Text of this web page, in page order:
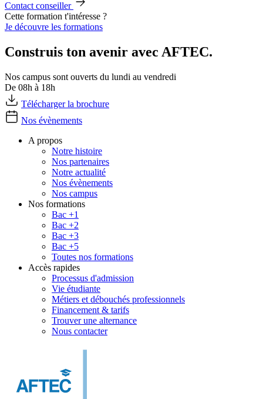
Contact conseiller
Cette formation t'intéresse ?
Je découvre les formations
Construis ton avenir avec AFTEC.
Nos campus sont ouverts du lundi au vendredi
De 08h à 18h
Télécharger la brochure
Nos évènements
A propos
Notre histoire
Nos partenaires
Notre actualité
Nos évènements
Nos campus
Nos formations
Bac +1
Bac +2
Bac +3
Bac +5
Toutes nos formations
Accès rapides
Processus d'admission
Vie étudiante
Métiers et débouchés professionnels
Financement & tarifs
Trouver une alternance
Nous contacter